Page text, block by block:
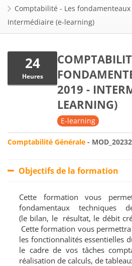
Comptabilité - Les fondamenteaux
Intermédiaire (e-learning)
24
Heures
2019 -
LEARNING)
E-learning
Comptabilité Générale -
Objectifs de la formation
Cette formation vous
fondamentaux techniques
(le bilan, le résultat, le débit
Cette formation vous
les fonctionnalités essentielles
le cadre de vos tâches
réalisation de calculs, de